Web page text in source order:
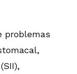
problemas
(SII),